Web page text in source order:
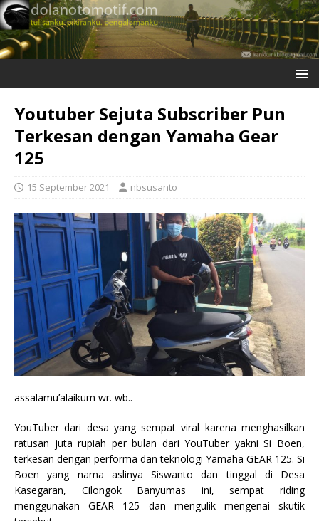
Youtuber Sejuta Subscriber Pun
Terkesan dengan Yamaha Gear
125
15 September 2021 nbsusanto
assalamu’alaikum wr. wb..
YouTuber dari desa yang sempat viral karena menghasilkan
ratusan juta rupiah per bulan dari YouTuber yakni Si Boen,
terkesan dengan performa dan teknologi Yamaha GEAR 125. Si
Boen yang nama aslinya Siswanto dan tinggal di Desa
Kasegaran, Cilongok Banyumas ini, sempat riding
menggunakan GEAR 125 dan mengulik mengenai skutik